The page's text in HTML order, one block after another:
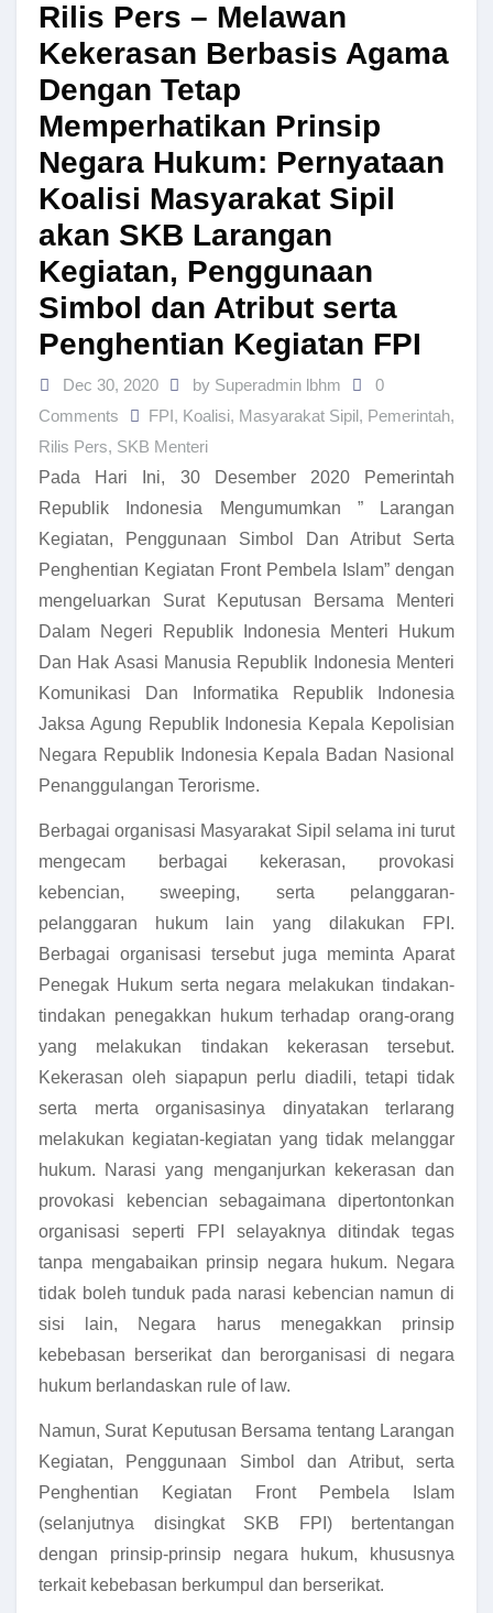
Rilis Pers – Melawan
Kekerasan Berbasis Agama
Dengan Tetap
Memperhatikan Prinsip
Negara Hukum: Pernyataan
Koalisi Masyarakat Sipil
akan SKB Larangan
Kegiatan, Penggunaan
Simbol dan Atribut serta
Penghentian Kegiatan FPI
Dec 30, 2020 by Superadmin lbhm
0
Comments
FPI, Koalisi, Masyarakat Sipil, Pemerintah,
Rilis Pers, SKB Menteri
Pada Hari Ini, 30 Desember 2020 Pemerintah
Republik Indonesia Mengumumkan ” Larangan
Kegiatan, Penggunaan Simbol Dan Atribut Serta
Penghentian Kegiatan Front Pembela Islam” dengan
mengeluarkan Surat Keputusan Bersama Menteri
Dalam Negeri Republik Indonesia Menteri Hukum
Dan Hak Asasi Manusia Republik Indonesia Menteri
Komunikasi Dan Informatika Republik Indonesia
Jaksa Agung Republik Indonesia Kepala Kepolisian
Negara Republik Indonesia Kepala Badan Nasional
Penanggulangan Terorisme.
Berbagai organisasi Masyarakat Sipil selama ini turut
mengecam berbagai kekerasan, provokasi
kebencian, sweeping, serta pelanggaran-
pelanggaran hukum lain yang dilakukan FPI.
Berbagai organisasi tersebut juga meminta Aparat
Penegak Hukum serta negara melakukan tindakan-
tindakan penegakkan hukum terhadap orang-orang
yang melakukan tindakan kekerasan tersebut.
Kekerasan oleh siapapun perlu diadili, tetapi tidak
serta merta organisasinya dinyatakan terlarang
melakukan kegiatan-kegiatan yang tidak melanggar
hukum. Narasi yang menganjurkan kekerasan dan
provokasi kebencian sebagaimana dipertontonkan
organisasi seperti FPI selayaknya ditindak tegas
tanpa mengabaikan prinsip negara hukum. Negara
tidak boleh tunduk pada narasi kebencian namun di
sisi lain, Negara harus menegakkan prinsip
kebebasan berserikat dan berorganisasi di negara
hukum berlandaskan rule of law.
Namun, Surat Keputusan Bersama tentang Larangan
Kegiatan, Penggunaan Simbol dan Atribut, serta
Penghentian Kegiatan Front Pembela Islam
(selanjutnya disingkat SKB FPI) bertentangan
dengan prinsip-prinsip negara hukum, khususnya
terkait kebebasan berkumpul dan berserikat.